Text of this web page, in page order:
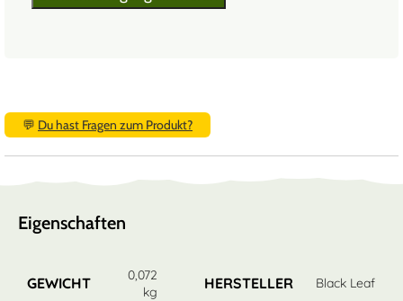
💬 Du hast Fragen zum Produkt?
Eigenschaften
GEWICHT
0,072
kg
HERSTELLER Black Leaf